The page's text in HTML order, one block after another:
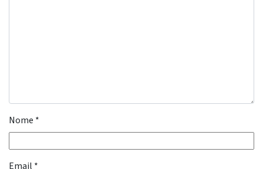
Nome *
Email *